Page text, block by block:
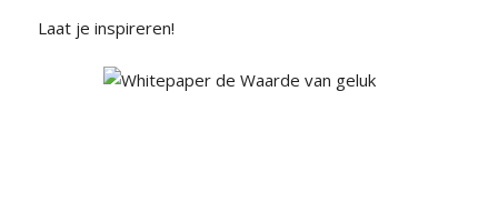
Laat je inspireren!